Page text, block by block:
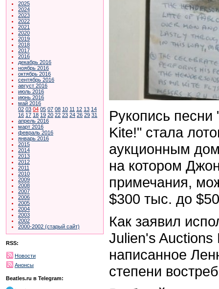
2025
2024
2023
2022
2021
2020
2019
2018
2017
2016
декабрь 2016
ноябрь 2016
октябрь 2016
сентябрь 2016
август 2016
июль 2016
июнь 2016
май 2016
02 03 04 05 07 08 10 11 12 13 14
16 17 18 19 20 22 23 24 26 29 31
апрель 2016
март 2016
февраль 2016
январь 2016
2015
2014
2013
2012
2011
2010
2009
2008
2007
2006
2005
2004
2003
2002
2000-2002 (старый сайт)
RSS:
Новости
Анонсы
Beatles.ru в Telegram:
Рукопись песни
Kite!" стала
аукционным
на котором
примечания,
$300 тыс. до
Как заявил
Julien's
написанное
степени